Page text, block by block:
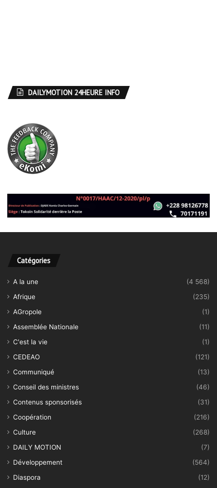
DAILYMOTION 24HEURE INFO
Catégories
A la une
(4 568)
Afrique
(235)
AGropole
(1)
Assemblée Nationale
(11)
C'est la vie
(1)
CEDEAO
(121)
Communiqué
(13)
Conseil des ministres
(46)
Contenus sponsorisés
(31)
Coopération
(216)
Culture
(268)
DAILY MOTION
(7)
Développement
(564)
Diaspora
(12)